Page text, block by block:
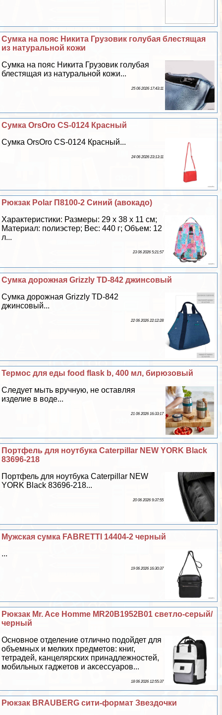
Сумка на пояс Никита Грузовик гoлyбая блестящая
из натуральной кожи
Сумка на пояс Никита Грузовик гoлyбая
блестящая из натуральной кожи...
25 06 2026 17:43:11
Сумка OrsOro CS-0124 Красный
Сумка OrsOro CS-0124 Красный...
24 06 2026 23:13:11
Рюкзак Polar П8100-2 Синий (авокадо)
Хаpaктеристики: Размеры: 29 х 38 х 11 см;
Материал: полиэстер; Вес: 440 г; Объем: 12
л...
23 06 2026 5:21:57
Сумка дорожная Grizzly TD-842 джинсовый
Сумка дорожная Grizzly TD-842
джинсовый...
22 06 2026 22:12:28
Термос для еды food flask b, 400 мл, бирюзовый
Следует мыть вручную, не оставляя
изделие в воде...
21 06 2026 16:33:17
Портфель для ноутбука Caterpillar NEW YORK Black
83696-218
Портфель для ноутбука Caterpillar NEW
YORK Black 83696-218...
20 06 2026 9:37:55
Мужская сумка FABRETTI 14404-2 черный
...
19 06 2026 16:30:37
Рюкзак Mr. Ace Homme MR20B1952B01 светло-серый/
черный
Основное отделение отлично подойдет для
объемных и мелких предметов: книг,
тетрадей, канцелярских принадлежностей,
мобильных гаджетов и аксессуаров...
18 06 2026 12:55:37
Рюкзак BRAUBERG сити-формат Звездочки